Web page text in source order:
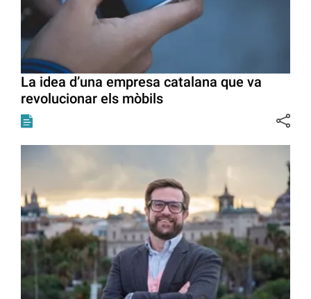
La idea d’una empresa catalana que va
revolucionar els mòbils